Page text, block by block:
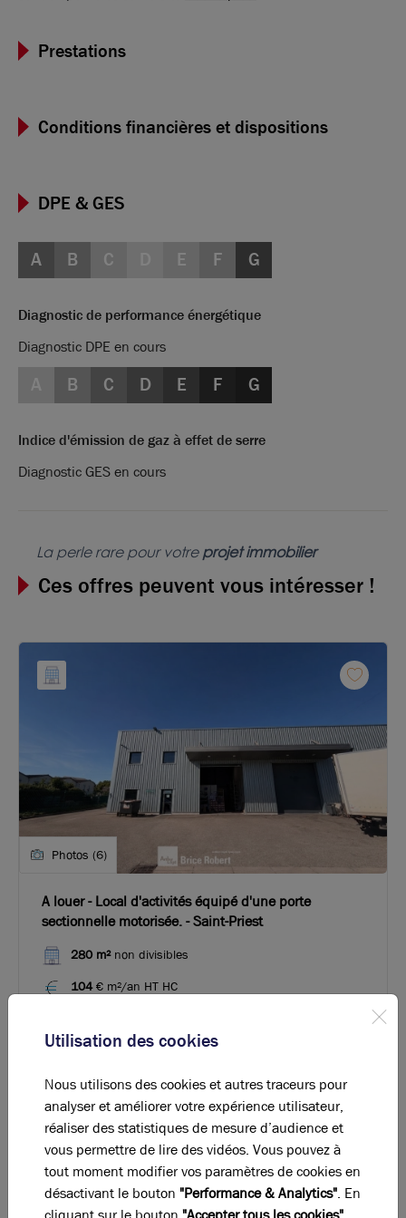
les entreprises. Brice Robert Arthur Loyd, par sa
et à trouver le bail commercial qui conviendra à votre
entreprise.
Prestations
Conditions financières et dispositions
DPE & GES
A B C E F G
Diagnostic de performance énergétique
Diagnostic DPE en cours
B C D E F G
Indice d'émission de gaz à effet de serre
Diagnostic GES en cours
La perle rare pour votreprojet immobilier
Ces offres peuvent vous intéresser !
Photos (6)
A louer - Local d'activités équipé d'une porte
sectionnelle motorisée. - Saint-Priest
280 m²non divisibles
104€ m²/an HT HC
Utilisation des cookies
Nous utilisons des cookies et autres traceurs pour
analyser et améliorer votre expérience utilisateur,
réaliser des statistiques de mesure d’audience et
vous permettre de lire des vidéos. Vous pouvez à
tout moment modifier vos paramètres de cookies en
désactivant le bouton "Performance & Analytics". En